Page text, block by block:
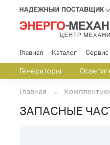
Главная Каталог Сервис
Генераторы
Главная
ЗАПАСНЫЕ